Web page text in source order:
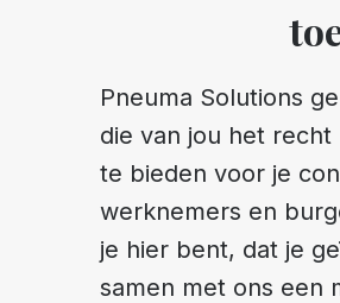
Pneuma Solutions
die van jou het
te bieden voor je
werknemers en
je hier bent, dat je
samen met ons een